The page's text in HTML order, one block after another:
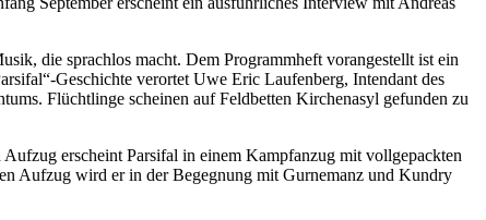
die sprachlos macht. Dem Programmheft vorangestellt ist ein
Geschichte verortet Uwe Eric Laufenberg, Intendant des
Flüchtlinge scheinen auf Feldbetten Kirchenasyl gefunden zu
erscheint Parsifal in einem Kampfanzug mit vollgepackten
Aufzug wird er in der Begegnung mit Gurnemanz und Kundry